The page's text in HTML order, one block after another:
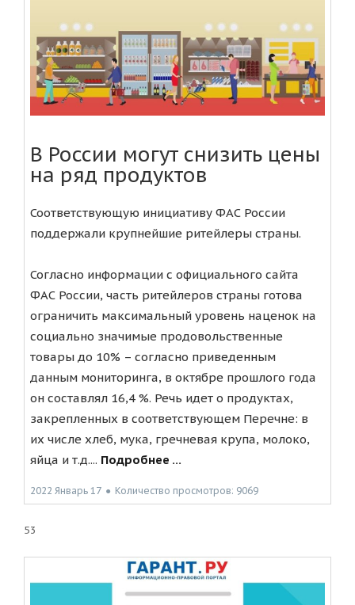
В России могут снизить цены
на ряд продуктов
Соответствующую инициативу ФАС России
поддержали крупнейшие ритейлеры страны.
Согласно информации с официального сайта
ФАС России, часть ритейлеров страны готова
ограничить максимальный уровень наценок на
социально значимые продовольственные
товары до 10% – согласно приведенным
данным мониторинга, в октябре прошлого года
он составлял 16,4 %. Речь идет о продуктах,
закрепленных в соответствующем Перечне: в
их числе хлеб, мука, гречневая крупа, молоко,
яйца и т.д.... Подробнее ...
2022 Январь 17 ● Количество просмотров: 9069
53